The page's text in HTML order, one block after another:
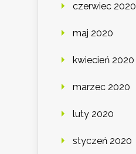
czerwiec 2020
maj 2020
kwiecień 2020
marzec 2020
luty 2020
styczeń 2020